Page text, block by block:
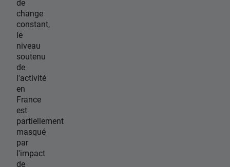
de
change
constant,
le
niveau
soutenu
de
l'activité
en
France
est
partiellement
masqué
par
l'impact
de